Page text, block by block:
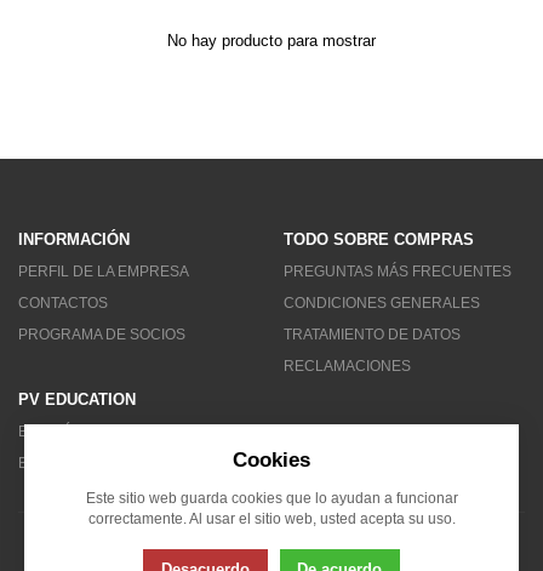
No hay producto para mostrar
INFORMACIÓN
PERFIL DE LA EMPRESA
CONTACTOS
PROGRAMA DE SOCIOS
TODO SOBRE COMPRAS
PREGUNTAS MÁS FRECUENTES
CONDICIONES GENERALES
TRATAMIENTO DE DATOS
RECLAMACIONES
PV EDUCATION
BOLETÍN DE NOTICIAS
BLOG
© 2007 - 2026 Solarity LAT (Colombia)
Cookies
Este sitio web guarda cookies que lo ayudan a funcionar
correctamente. Al usar el sitio web, usted acepta su uso.